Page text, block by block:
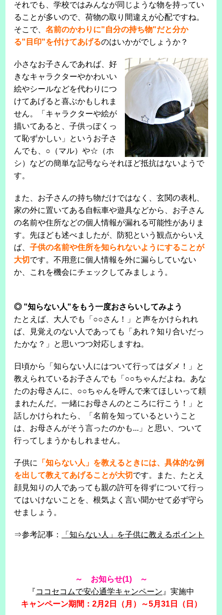
それでも、学校ではみんなが同じような物を持ってい
ることが多いので、荷物の取り間違えが心配ですね。
そこで、名前のかわりに"自分の持ち物"だと分か
る"目印"を付けてあげるのはいかがでしょうか？
小さなお子さんであれば、好
きなキャラクターやかわいい
絵やシールなどを代わりにつ
けてあげると喜ぶかもしれま
せん。「キャラクターや絵が
描いてあると、子供っぽくっ
て恥ずかしい」というお子さ
んでも、○（マル）や☆（ホ
シ）などの簡単な記号ならそれほど抵抗はないようで
す。
また、お子さんの持ち物だけではなく、玄関の表札、
家の外に置いてある自転車や遊具などから、お子さん
の名前や住所などの個人情報が漏れる可能性がありま
す。先ほども述べましたが、防犯という観点からいえ
ば、子供の名前や住所を知られないようにすることが
大切 です。不用意に個人情報を外に漏らしていない
か、これを機会にチェックしてみましょう。
◎ "知らない人"をもう一度おさらいしてみよう
たとえば、大人でも「○○さん！」と声をかけられれ
ば、見覚えのない人であっても「あれ？知り合いだっ
たかな？」と思いつつ対応しますね。
日頃から「知らない人にはついて行ってはダメ！」と
教えられているお子さんでも「○○ちゃんだよね。あな
たのお母さんに、○○ちゃんを呼んで来てほしいって頼
まれたんだ。一緒にお母さんのところに行こう！」と
話しかけられたら、「名前を知っているということ
は、お母さんがそう言ったのかも...」と思い、ついて
行ってしまうかもしれません。
子供に 「知らない人」を教えるときには、具体的な例
を出して教えてあげることが大切 です。また、たとえ
顔見知りの人であっても親の許可を得ずについて行っ
てはいけないことを、根気よく言い聞かせて必ず守ら
せましょう。
⇒参考記事： 「知らない人」を子供に教えるポイント
～ お知らせ(1) ～
『 ココセコムで安心通学キャンペーン』実施中
キャンペーン期間：2月2日（月）～5月31日（日）